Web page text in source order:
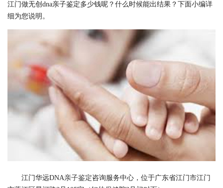
江门做无创dna亲子鉴定多少钱呢？什么时候能出结果？下面小编详
细为您说明。
江门华远DNA亲子鉴定咨询服务中心，位于广东省江门市江门